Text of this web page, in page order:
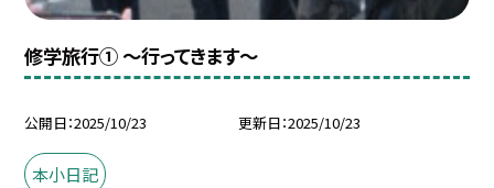
修学旅行① ～行ってきます～
公開日 2025/10/23 更新日 2025/10/23
本小日記